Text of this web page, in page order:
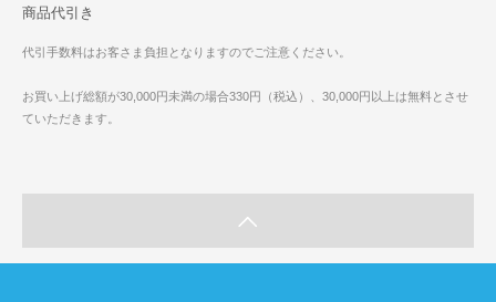
商品代引き
代引手数料はお客さま負担となりますのでご注意ください。
お買い上げ総額が30,000円未満の場合330円（税込）、30,000円以上は無料とさせ
ていただきます。